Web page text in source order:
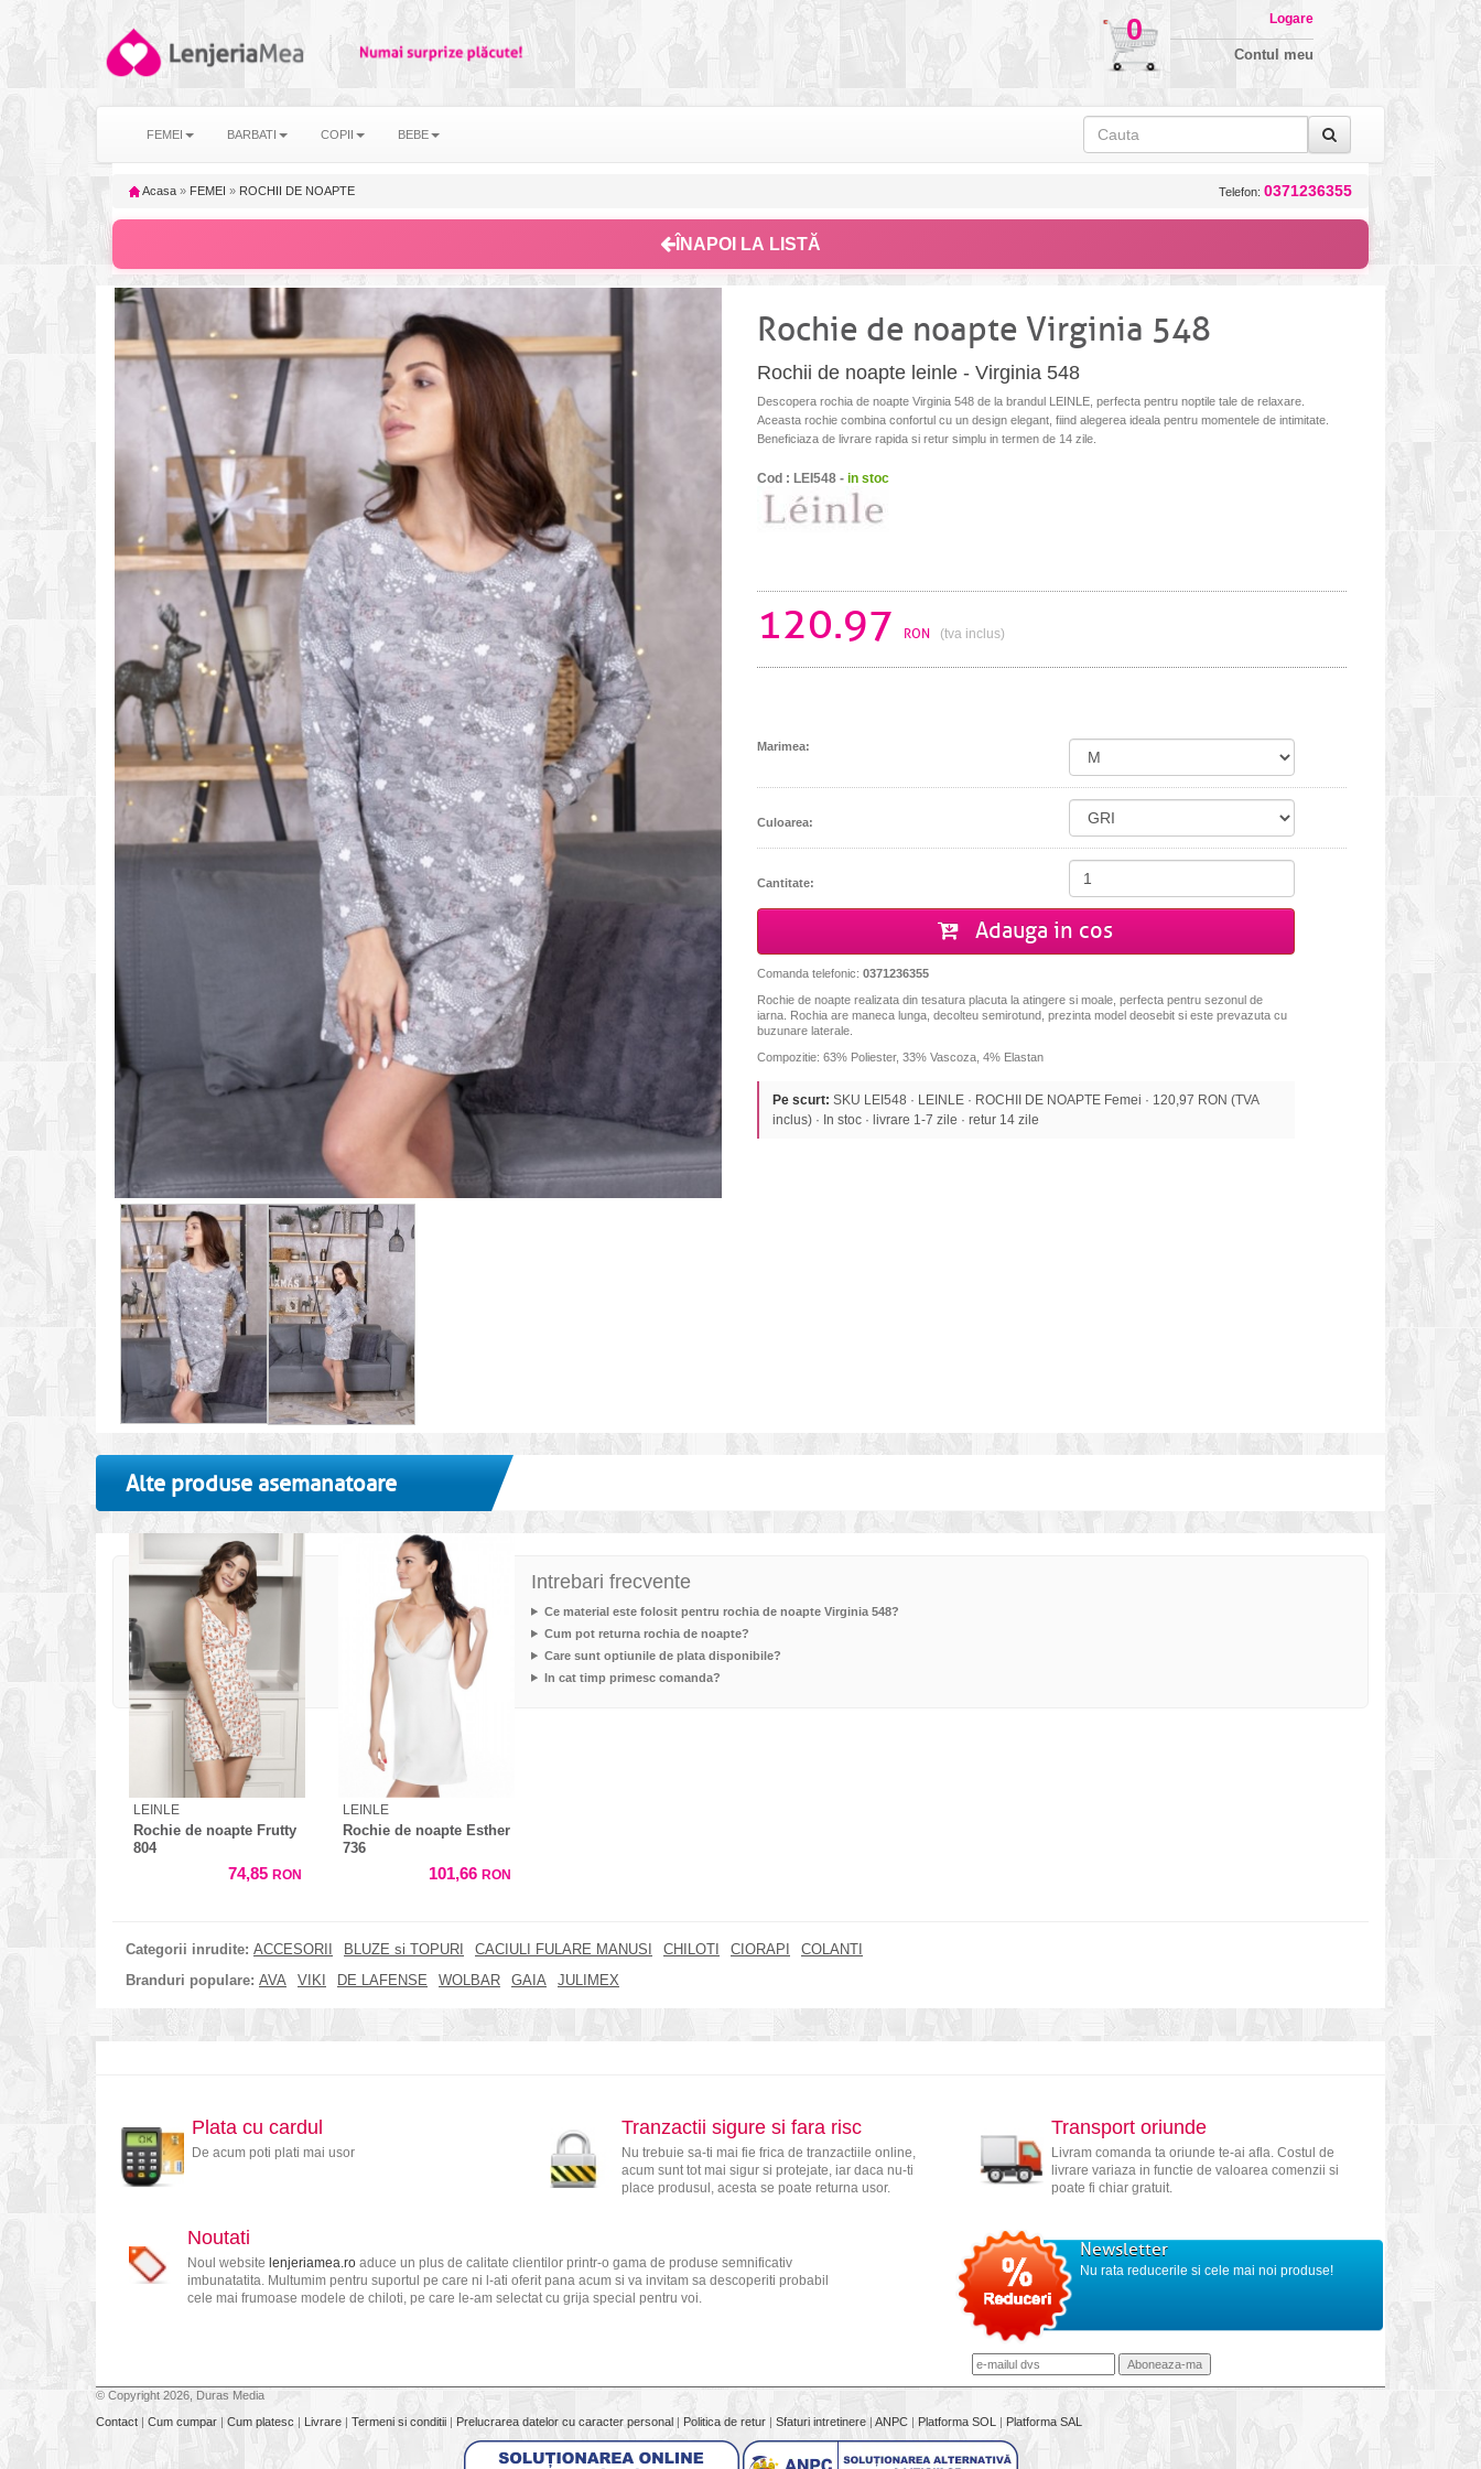
0 Logare
Contul meu
FEMEI BARBATI COPII BEBE
Acasa » FEMEI » ROCHII DE NOAPTE Telefon: 0371236355
ÎNAPOI LA LISTĂ
Rochie de noapte Virginia 548
Rochii de noapte leinle - Virginia 548
Descopera rochia de noapte Virginia 548 de la brandul LEINLE, perfecta pentru noptile tale de relaxare.
Aceasta rochie combina confortul cu un design elegant, fiind alegerea ideala pentru momentele de intimitate.
Beneficiaza de livrare rapida si retur simplu in termen de 14 zile.
Cod : LEI548 - in stoc
120.97 RON (tva inclus)
Marimea:
Culoarea:
Cantitate:
Adauga in cos
Comanda telefonic: 0371236355
Rochie de noapte realizata din tesatura placuta la atingere si moale, perfecta pentru sezonul de
iarna. Rochia are maneca lunga, decolteu semirotund, prezinta model deosebit si este prevazuta cu
buzunare laterale.
Compozitie: 63% Poliester, 33% Vascoza, 4% Elastan
Pe scurt: SKU LEI548 · LEINLE · ROCHII DE NOAPTE Femei · 120,97 RON (TVA
inclus) · In stoc · livrare 1-7 zile · retur 14 zile
Alte produse asemanatoare
LEINLE
Rochie de noapte Frutty
804
74,85 RON
LEINLE
Rochie de noapte Esther
736
101,66 RON
Categorii inrudite: ACCESORII BLUZE si TOPURI CACIULI FULARE MANUSI CHILOTI CIORAPI
COLANTI
Branduri populare: AVA VIKI DE LAFENSE WOLBAR GAIA JULIMEX
Intrebari frecvente
Ce material este folosit pentru rochia de noapte Virginia 548?
Cum pot returna rochia de noapte?
Care sunt optiunile de plata disponibile?
In cat timp primesc comanda?
Plata cu cardul
De acum poti plati mai usor
Tranzactii sigure si fara risc
Nu trebuie sa-ti mai fie frica de tranzactiile online,
acum sunt tot mai sigur si protejate, iar daca nu-ti
place produsul, acesta se poate returna usor.
Transport oriunde
Livram comanda ta oriunde te-ai afla. Costul de
livrare variaza in functie de valoarea comenzii si
poate fi chiar gratuit.
Noutati
Noul website lenjeriamea.roaduce un plus de calitate clientilor printr-o gama de produse semnificativ
imbunatatita. Multumim pentru suportul pe care ni l-ati oferit pana acum si va invitam sa descoperiti probabil
cele mai frumoase modele de chiloti, pe care le-am selectat cu grija special pentru voi.
Newsletter
Nu rata reducerile si cele mai noi produse!
© Copyright 2026, Duras Media
Contact | Cum cumpar | Cum platesc | Livrare | Termeni si conditii | Prelucrarea datelor cu caracter personal | Politica de retur | Sfaturi intretinere | ANPC | Platforma SOL | Platforma SAL